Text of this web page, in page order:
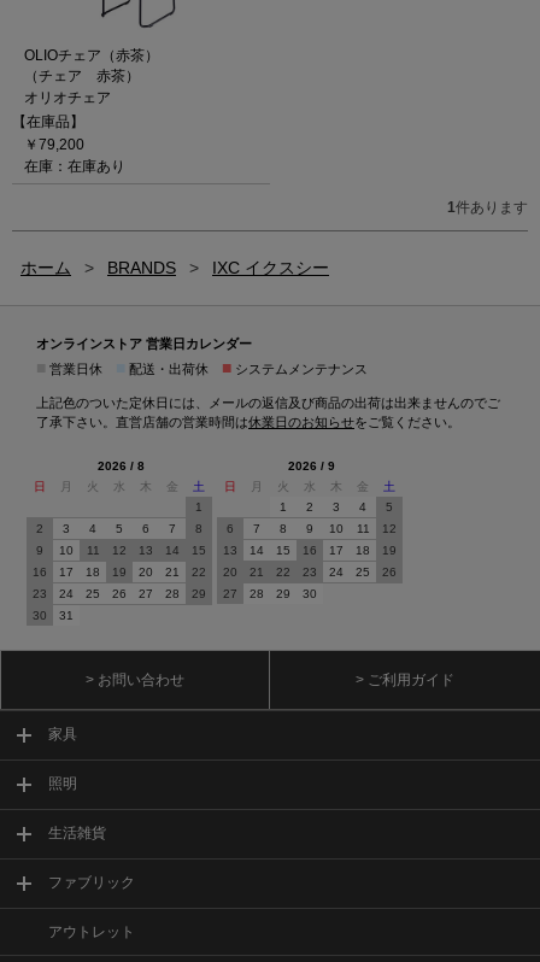
OLIOチェア（赤茶）
（チェア 赤茶）
オリオチェア
【在庫品】
￥79,200
在庫：在庫あり
1件あります
ホーム > BRANDS > IXC イクスシー
オンラインストア 営業日カレンダー
営業日休 配送・出荷休 ■ システムメンテナンス
上記色のついた定休日には、メールの返信及び商品の出荷は出来ませんのでご
了承下さい。直営店舗の営業時間は休業日のお知らせをご覧ください。
2026 / 8
日
月 火 水 木 金
土
1
2
3 4 5 6 7
8
9
10 11 12 13 14
15
16
17 18 19 20 21
22
23
24 25 26 27 28
29
30
31
2026 / 9
日
月 火 水 木 金
土
1
2 3 4
5
6
7 8 9 10 11
12
13
14 15 16 17 18
19
20
21 22 23 24 25
26
27
28 29 30
> お問い合わせ > ご利用ガイド
家具
照明
生活雑貨
ファブリック
アウトレット